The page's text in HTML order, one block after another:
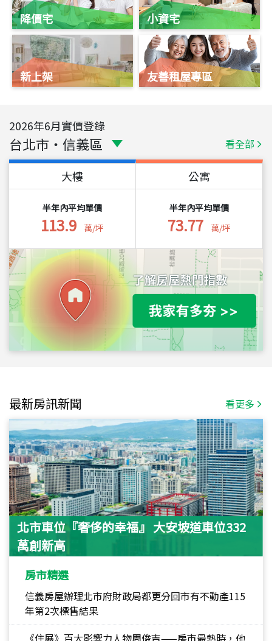
降價宅
新上架
小資宅
友善租屋專區
2026年6月實價登錄
台北市 ・ 信義區 看全部
大樓
半年內平均單價
113.9 萬/坪
公寓
半年內平均單價
73.77 萬/坪
最新房訊新聞 看更多
北市車位『奢侈的幸福』 大安坡道車位332
萬創新高
房市精選
信義房屋辦理北市府財政局都更分回市有不動產115
年第2次標售結果
《住展》百大影響力人物周俊吉——房市最熱時，他